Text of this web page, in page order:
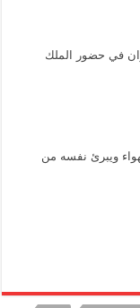
في حضور الملك
“60 دقيقة” على الهواء ويبرئ نفسه من